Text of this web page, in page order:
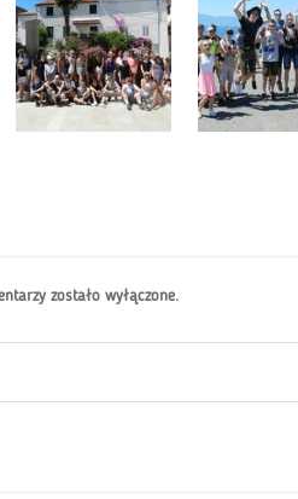
zostało wyłączone.